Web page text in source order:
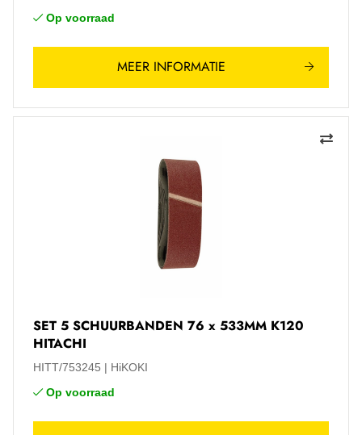
Op voorraad
MEER INFORMATIE
SET 5 SCHUURBANDEN 76 x 533MM K120
HITACHI
HITT/753245
HiKOKI
Op voorraad